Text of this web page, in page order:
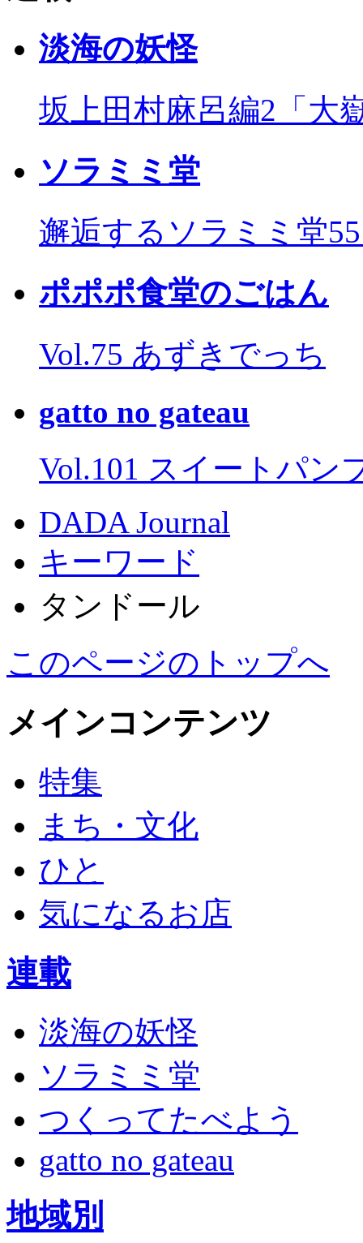
淡海の妖怪
坂上田村麻呂編2「大
ソラミミ堂
邂逅するソラミミ堂
ポポポ食堂のごはん
Vol.75 あずきでっち
gatto no gateau
Vol.101 スイートパン
DADA Journal
キーワード
タンドール
このページのトップへ
メインコンテンツ
特集
まち・文化
ひと
気になるお店
連載
淡海の妖怪
ソラミミ堂
つくってたべよう
gatto no gateau
地域別